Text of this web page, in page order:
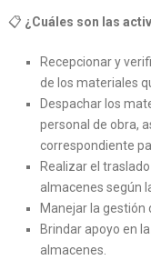
📋 ¿Cuáles son las
Recepcionar y
de los materiales
Despachar los
personal de obra,
correspondiente
Realizar el
almacenes según
Manejar la gestión
Brindar apoyo en
almacenes.